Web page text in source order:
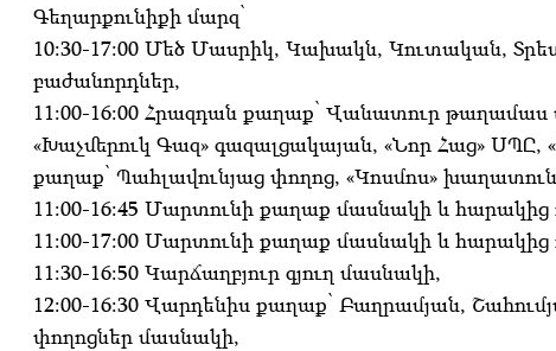
Գեղարքունիքի մարզ՝
10:30-17:00 Մեծ Մասրիկ, Կախակն, Կուտական,
բաժանորդներ,
11:00-16:00 Հրազդան քաղաք՝ Վանատուր
«Խաչմերուկ Գազ» գազալցակայան, «Նոր Հաց» ՍՊԸ,
քաղաք՝ Պահլավունյաց փողոց, «Կոսմոս»
11:00-16:45 Մարտունի քաղաք մասնակի և հարակից
11:00-17:00 Մարտունի քաղաք մասնակի և հարակից
11:30-16:50 Կարճաղբյուր գյուղ մասնակի,
12:00-16:30 Վարդենիս քաղաք՝ Բաղրամյան,
փողոցներ մասնակի,